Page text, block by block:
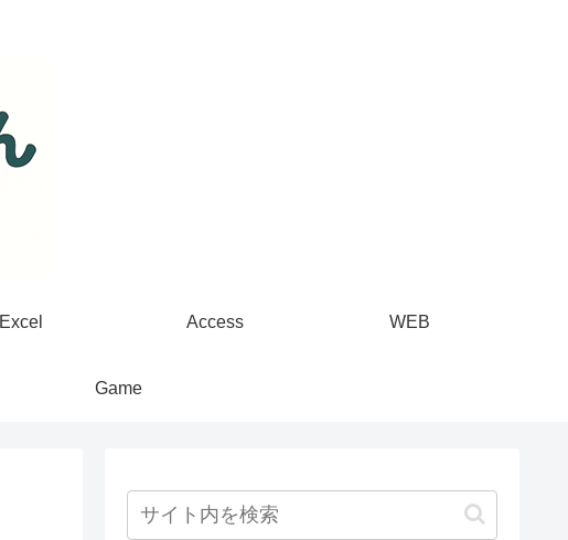
Excel Access WEB
Game